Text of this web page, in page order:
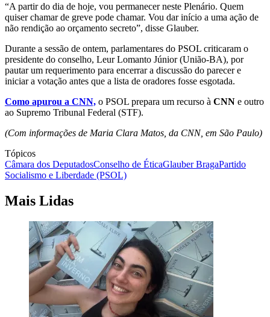
“A partir do dia de hoje, vou permanecer neste Plenário. Quem
quiser chamar de greve pode chamar. Vou dar início a uma ação de
não rendição ao orçamento secreto”, disse Glauber.
Durante a sessão de ontem, parlamentares do PSOL criticaram o
presidente do conselho, Leur Lomanto Júnior (União-BA), por
pautar um requerimento para encerrar a discussão do parecer e
iniciar a votação antes que a lista de oradores fosse esgotada.
Como apurou a CNN, o PSOL prepara um recurso à CNN e outro
ao Supremo Tribunal Federal (STF).
(Com informações de Maria Clara Matos, da CNN, em São Paulo)
Tópicos
Câmara dos DeputadosConselho de ÉticaGlauber BragaPartido
Socialismo e Liberdade (PSOL)
Mais Lidas